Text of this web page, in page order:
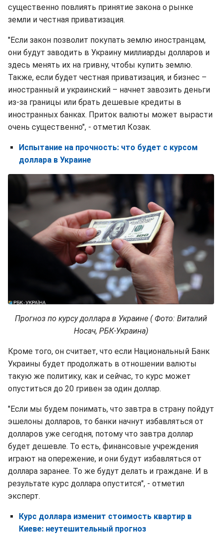
существенно повлиять принятие закона о рынке
земли и честная приватизация.
"Если закон позволит покупать землю иностранцам,
они будут заводить в Украину миллиарды долларов и
здесь менять их на гривну, чтобы купить землю.
Также, если будет честная приватизация, и бизнес –
иностранный и украинский – начнет завозить деньги
из-за границы или брать дешевые кредиты в
иностранных банках. Приток валюты может вырасти
очень существенно", - отметил Козак.
Испытание на прочность: что будет с курсом
доллара в Украине
Прогноз по курсу доллара в Украине ( Фото: Виталий
Носач, РБК-Украина)
Кроме того, он считает, что если Национальный Банк
Украины будет продолжать в отношении валюты
такую же политику, как и сейчас, то курс может
опуститься до 20 гривен за один доллар.
"Если мы будем понимать, что завтра в страну пойдут
эшелоны долларов, то банки начнут избавляться от
долларов уже сегодня, потому что завтра доллар
будет дешевле. То есть, финансовые учреждения
играют на опережение, и они будут избавляться от
доллара заранее. То же будут делать и граждане. И в
результате курс доллара опустится", - отметил
эксперт.
Курс доллара изменит стоимость квартир в
Киеве: неутешительный прогноз